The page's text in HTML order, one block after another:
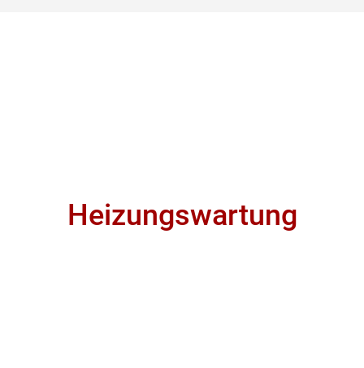
Heizungswartung